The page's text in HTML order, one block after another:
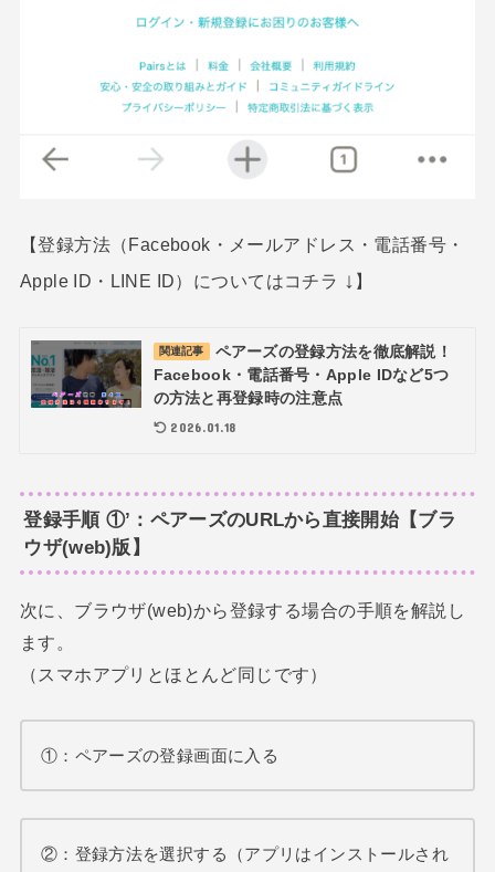
【登録方法（Facebook・メールアドレス・電話番号・
Apple ID・LINE ID）についてはコチラ ↓ 】
関連記事
ペアーズの登録方法を徹底解説！
Facebook・電話番号・Apple IDなど5つ
の方法と再登録時の注意点
2026.01.18
登録手順 ①’：ペアーズのURLから直接開始【ブラ
ウザ(web)版】
次に、ブラウザ(web)から登録する場合の手順を解説し
ます。
（スマホアプリとほとんど同じです）
①：ペアーズの登録画面に入る
②：登録方法を選択する（アプリはインストールされ